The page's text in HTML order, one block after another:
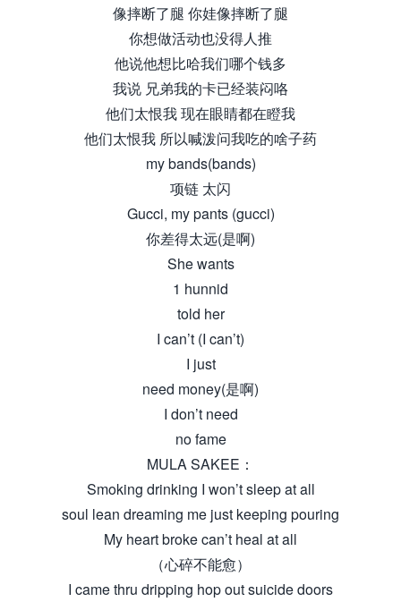
像摔断了腿 你娃像摔断了腿
你想做活动也没得人推
他说他想比哈我们哪个钱多
我说 兄弟我的卡已经装闷咯
他们太恨我 现在眼睛都在瞪我
他们太恨我 所以喊泼问我吃的啥子药
my bands(bands)
项链 太闪
Gucci, my pants (gucci)
你差得太远(是啊)
She wants
1 hunnid
told her
I can’t (I can’t)
I just
need money(是啊)
I don’t need
no fame
MULA SAKEE：
Smoking drinking I won’t sleep at all
soul lean dreaming me just keeping pouring
My heart broke can’t heal at all
（心碎不能愈）
I came thru dripping hop out suicide doors